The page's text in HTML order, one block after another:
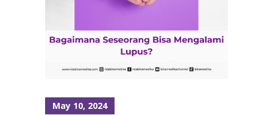
May 10, 2024